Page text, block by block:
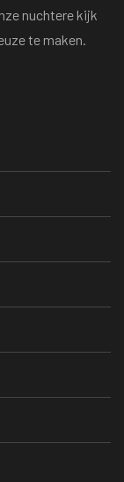
nuchtere kijk
te maken.